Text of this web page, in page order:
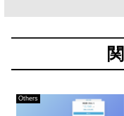
Others